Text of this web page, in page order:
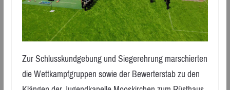
Zur Schlusskundgebung und Siegerehrung marschierten
die Wettkampfgruppen sowie der Bewerterstab zu den